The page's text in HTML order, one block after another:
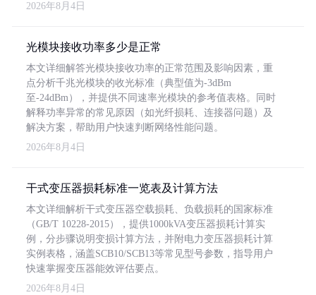
2026年8月4日
光模块接收功率多少是正常
本文详细解答光模块接收功率的正常范围及影响因素，重
点分析千兆光模块的收光标准（典型值为-3dBm
至-24dBm），并提供不同速率光模块的参考值表格。同时
解释功率异常的常见原因（如光纤损耗、连接器问题）及
解决方案，帮助用户快速判断网络性能问题。
2026年8月4日
干式变压器损耗标准一览表及计算方法
本文详细解析干式变压器空载损耗、负载损耗的国家标准
（GB/T 10228-2015），提供1000kVA变压器损耗计算实
例，分步骤说明变损计算方法，并附电力变压器损耗计算
实例表格，涵盖SCB10/SCB13等常见型号参数，指导用户
快速掌握变压器能效评估要点。
2026年8月4日